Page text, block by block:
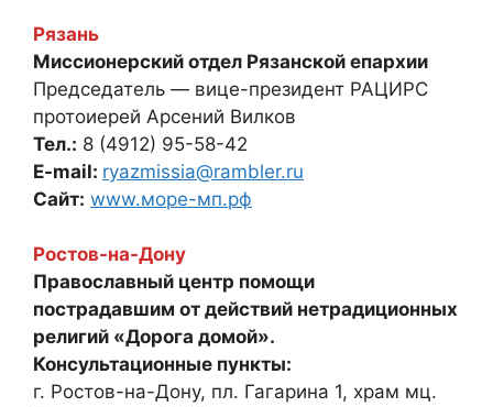
Рязань
Миссионерский отдел Рязанской епархии
Председатель — вице-президент РАЦИРС
протоиерей Арсений Вилков
Тел.: 8 (4912) 95-58-42
E-mail: ryazmissia@rambler.ru
Сайт: www.море-мп.рф
Ростов-на-Дону
Православный центр помощи
пострадавшим от действий нетрадиционных
религий «Дорога домой».
Консультационные пункты:
г. Ростов-на-Дону, пл. Гагарина 1, храм мц.